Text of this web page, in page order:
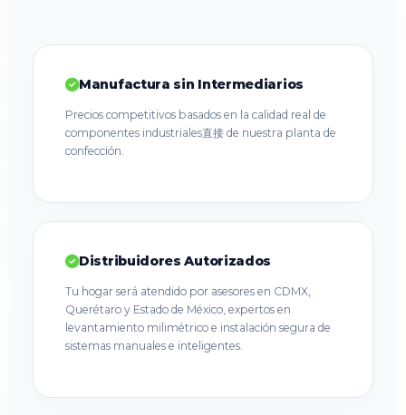
Manufactura sin Intermediarios
Precios competitivos basados en la calidad real de
componentes industriales直接 de nuestra planta de
confección.
Distribuidores Autorizados
Tu hogar será atendido por asesores en CDMX,
Querétaro y Estado de México, expertos en
levantamiento milimétrico e instalación segura de
sistemas manuales e inteligentes.